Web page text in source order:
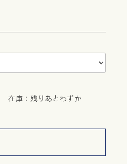
在庫：残りあとわずか